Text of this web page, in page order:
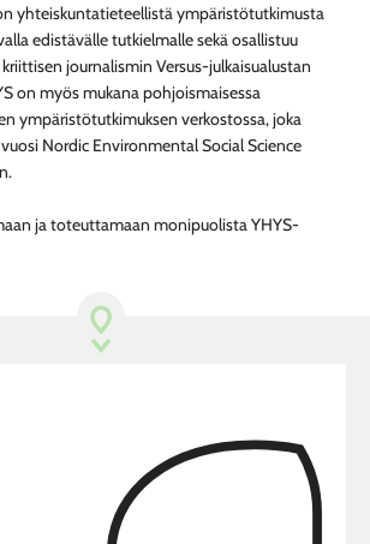
yhteiskuntatieteellistä ympäristötutkimusta
edistävälle tutkielmalle sekä osallistuu
journalismin Versus-julkaisualustan
on myös mukana pohjoismaisessa
ympäristötutkimuksen verkostossa, joka
Nordic Environmental Social Science
ja toteuttamaan monipuolista YHYS-